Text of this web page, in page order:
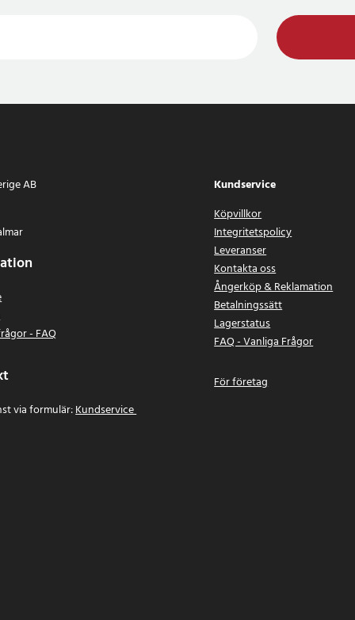
AB
- FAQ
via formulär:Kundservice
Kundservice
Köpvillkor
Integritetspolicy
Leveranser
Kontakta oss
Ångerköp & Reklamation
Betalningssätt
Lagerstatus
FAQ - Vanliga Frågor
För företag